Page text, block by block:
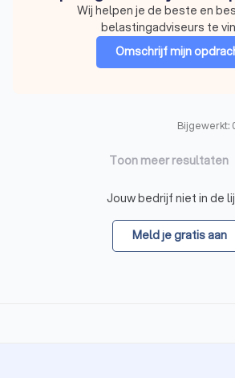
Wij helpen je de beste en
belastingadviseurs te
Omschrijf mijn
Bijgewerkt:
Toon meer resultaten
Jouw bedrijf niet in de
Meld je gratis aan